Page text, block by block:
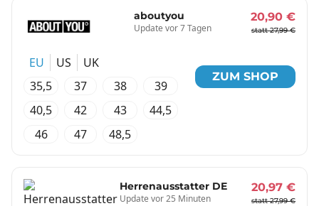
aboutyou
Update vor 7 Tagen
20,90 €
statt 27,99 €
EU US
UK
35,5
37 38
39
40,5
42 43
44,5
46
47 48,5
ZUM SHOP
Herrenausstatter DE
Update vor 25 Minuten
20,97 €
statt 27,99 €